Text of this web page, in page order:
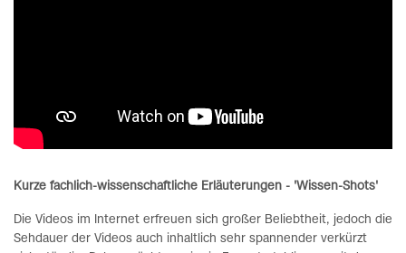
Kurze fachlich-wissenschaftliche Erläuterungen - 'Wissen-Shots'
Die Videos im Internet erfreuen sich großer Beliebtheit, jedoch die
Sehdauer der Videos auch inhaltlich sehr spannender verkürzt